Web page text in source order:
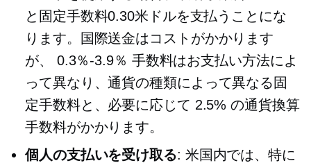
と固定手数料0.30米ドルを支払うことにな
ります。国際送金はコストがかかります
が、 0.3％-3.9％ 手数料はお支払い方法によ
って異なり、通貨の種類によって異なる固
定手数料と、必要に応じて 2.5% の通貨換算
手数料がかかります。
個人の支払いを受け取る: 米国内では、特に